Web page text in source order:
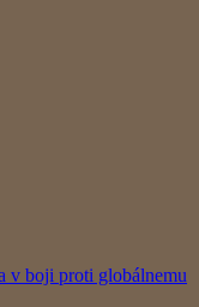
v boji proti globálnemu